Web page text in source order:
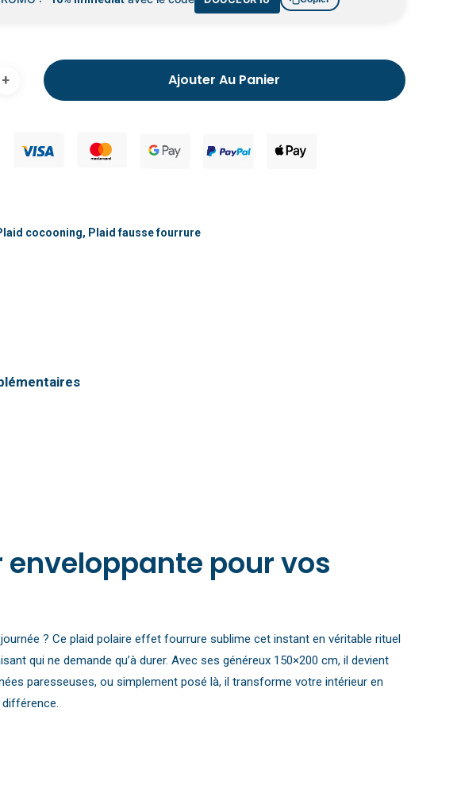
Chausson fourré pour homme
Ajouter Au Panier
cocooning, Plaid fausse fourrure
pour vos
? Ce plaid polaire effet fourrure sublime cet instant en véritable rituel
qui ne demande qu’à durer. Avec ses généreux 150×200 cm, il devient
paresseuses, ou simplement posé là, il transforme votre intérieur en